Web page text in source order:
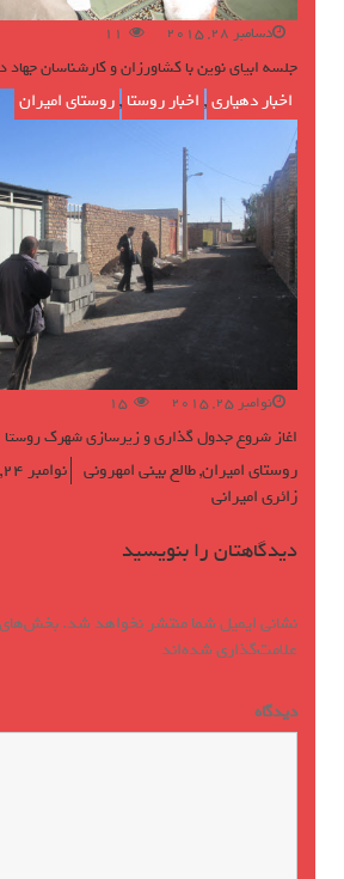
دسامبر 28, 2015 11
جلسه ابیای نوین با کشاورزان و کارشناسان جهاد
اخبار دهیاری, اخبار روستا ,روستای امیران
نوامبر 25, 2015 15
اغاز شروع جدول گذاری و زیرسازی شهرک روستا
روستای امیران,طالع بینی امهرونی نوامبر 24, 2012
زائری امیرانی
دیدگاهتان را بنویسید
نشانی ایمیل شما منتشر نخواهد شد.بخش‌های
علامت‌گذاری شده‌اند
دیدگاه